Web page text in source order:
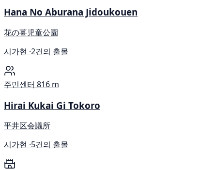
Hana No Aburana Jidoukouen
花の薹児童公園
시가현 ·2건의 출몰
주민센터 816 m
Hirai Kukai Gi Tokoro
平井区会議所
시가현 ·5건의 출몰